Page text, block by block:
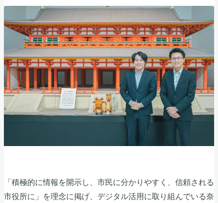
「積極的に情報を開示し、市民に分かりやすく、信頼される
市役所に」を理念に掲げ、デジタル活用に取り組んでいる奈